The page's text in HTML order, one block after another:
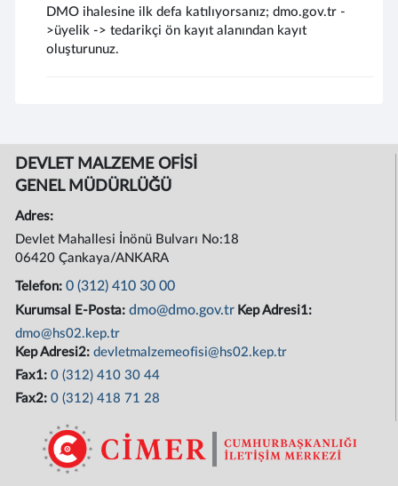
DMO ihalesine ilk defa katılıyorsanız; dmo.gov.tr -
>üyelik -> tedarikçi ön kayıt alanından kayıt
oluşturunuz.
DEVLET MALZEME OFİSİ
GENEL MÜDÜRLÜĞÜ
Adres:
Devlet Mahallesi İnönü Bulvarı No:18
06420 Çankaya/ANKARA
Telefon:0 (312) 410 30 00
Kurumsal E-Posta:dmo@dmo.gov.tr Kep Adresi1:
dmo@hs02.kep.tr
Kep Adresi2:devletmalzemeofisi@hs02.kep.tr
Fax1:0 (312) 410 30 44
Fax2:0 (312) 418 71 28